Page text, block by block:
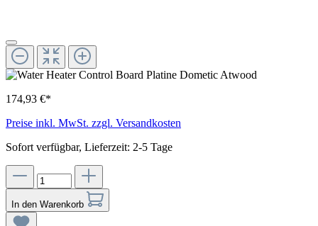
174,93 €*
Preise inkl. MwSt. zzgl. Versandkosten
Sofort verfügbar, Lieferzeit: 2-5 Tage
In den Warenkorb